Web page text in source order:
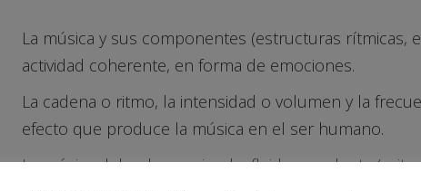
La música y sus componentes (estructuras rítmicas,
actividad coherente, en forma de emociones.
La cadena o ritmo, la intensidad o volumen y la
efecto que produce la música en el ser humano.
La música debe de ser simple, fluida pero lenta